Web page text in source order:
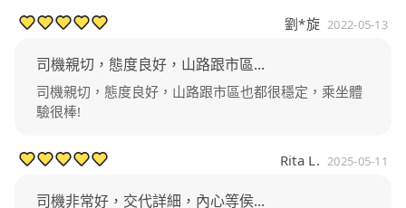
劉*旋 2022-05-13
司機親切，態度良好，山路跟市區...
司機親切，態度良好，山路跟市區也都很穩定，乘坐體
驗很棒!
Rita L. 2025-05-11
司機非常好，交代詳細，內心等侯...